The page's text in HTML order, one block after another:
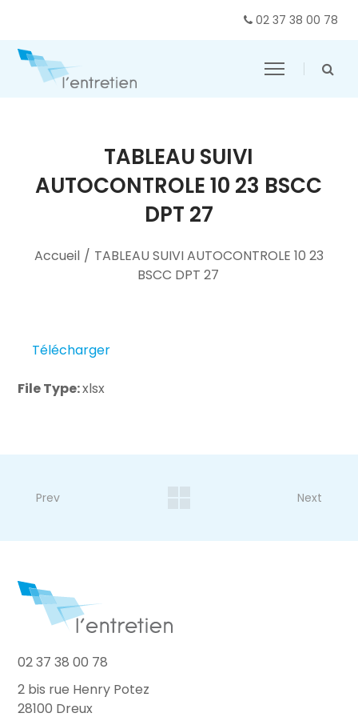
02 37 38 00 78
TABLEAU SUIVI
AUTOCONTROLE 10 23 BSCC
DPT 27
Accueil / TABLEAU SUIVI AUTOCONTROLE 10 23
BSCC DPT 27
Télécharger
File Type:xlsx
Prev Next
02 37 38 00 78
2 bis rue Henry Potez
28100 Dreux